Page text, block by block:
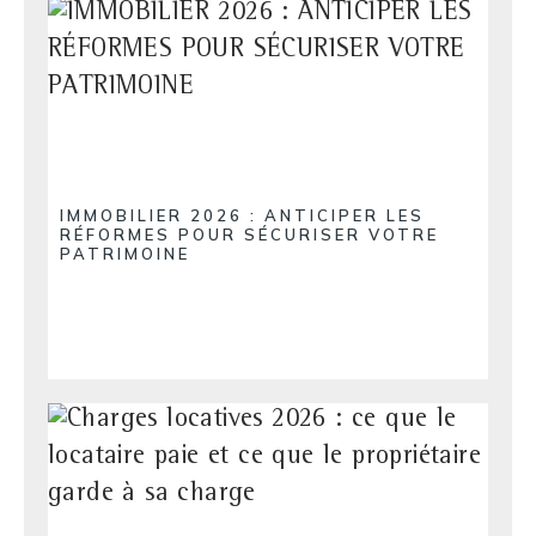
IMMOBILIER 2026 : ANTICIPER LES
RÉFORMES POUR SÉCURISER VOTRE
PATRIMOINE